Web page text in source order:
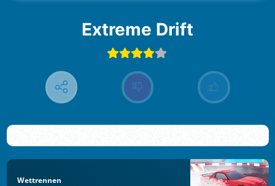
Extreme Drift
Wettrennen